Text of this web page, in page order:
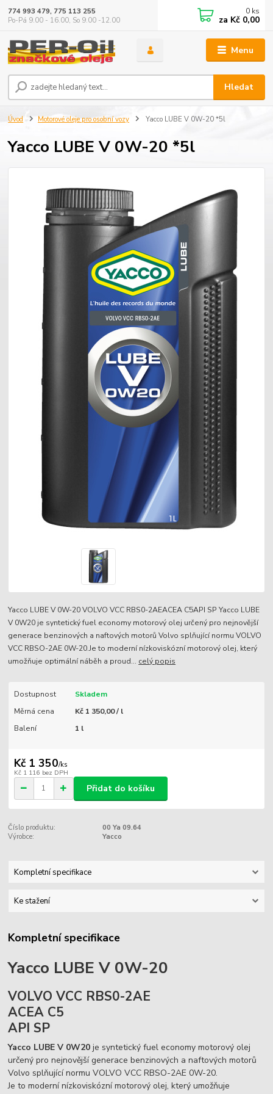
Menu
Hledat
774 993 479, 775 113 255
Po-Pá 9.00 - 16.00, So 9.00 -12.00
0 ks
za Kč 0,00
Úvod Motorové oleje pro osobní vozy Yacco LUBE V 0W-20 *5l
Yacco LUBE V 0W-20 *5l
Yacco LUBE V 0W-20 VOLVO VCC RBS0-2AEACEA C5API SP Yacco LUBE
V 0W20 je syntetický fuel economy motorový olej určený pro nejnovější
generace benzinových a naftových motorů Volvo splňující normu VOLVO
VCC RBSO-2AE 0W-20.Je to moderní nízkoviskózní motorový olej, který
umožňuje optimální náběh a proud... celý popis
Dostupnost
Skladem
Měrná cena
Kč 1 350,00 / l
Balení
1 l
Kč 1 350/ks
Kč 1 116 bez DPH
Přidat do košíku
Číslo produktu:
00 Ya 09.64
Výrobce:
Yacco
Kompletní specifikace
Ke stažení
Kompletní specifikace
Yacco LUBE V 0W-20
VOLVO VCC RBS0-2AE
ACEA C5
API SP
Yacco LUBE V 0W20je syntetický fuel economy motorový olej
určený pro nejnovější generace benzinových a naftových motorů
Volvo splňující normu VOLVO VCC RBSO-2AE 0W-20.
Je to moderní nízkoviskózní motorový olej, který umožňuje